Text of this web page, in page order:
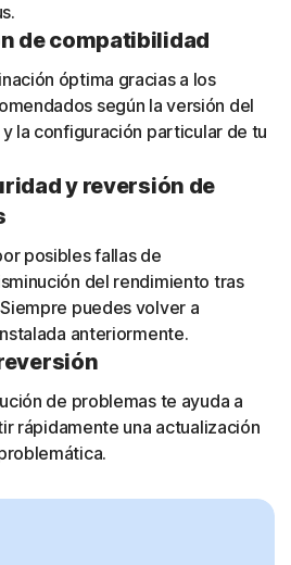
de compatibilidad
óptima gracias a los
según la versión del
la configuración particular de tu
y reversión de
posibles fallas de
del rendimiento tras
puedes volver a
anteriormente.
de problemas te ayuda a
rápidamente una actualización